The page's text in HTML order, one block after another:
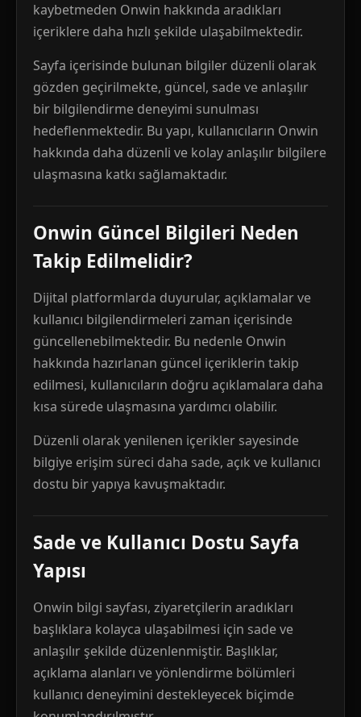
kaybetmeden Onwin hakkında aradıkları
içeriklere daha hızlı şekilde ulaşabilmektedir.
Sayfa içerisinde bulunan bilgiler düzenli olarak
gözden geçirilmekte, güncel, sade ve anlaşılır
bir bilgilendirme deneyimi sunulması
hedeflenmektedir. Bu yapı, kullanıcıların Onwin
hakkında daha düzenli ve kolay anlaşılır bilgilere
ulaşmasına katkı sağlamaktadır.
Onwin Güncel Bilgileri Neden
Takip Edilmelidir?
Dijital platformlarda duyurular, açıklamalar ve
kullanıcı bilgilendirmeleri zaman içerisinde
güncellenebilmektedir. Bu nedenle Onwin
hakkında hazırlanan güncel içeriklerin takip
edilmesi, kullanıcıların doğru açıklamalara daha
kısa sürede ulaşmasına yardımcı olabilir.
Düzenli olarak yenilenen içerikler sayesinde
bilgiye erişim süreci daha sade, açık ve kullanıcı
dostu bir yapıya kavuşmaktadır.
Sade ve Kullanıcı Dostu Sayfa
Yapısı
Onwin bilgi sayfası, ziyaretçilerin aradıkları
başlıklara kolayca ulaşabilmesi için sade ve
anlaşılır şekilde düzenlenmiştir. Başlıklar,
açıklama alanları ve yönlendirme bölümleri
kullanıcı deneyimini destekleyecek biçimde